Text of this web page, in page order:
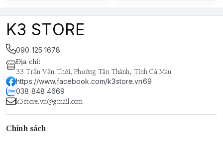
K3 STORE
090 125 1678
Địa chỉ:
33 Trần Văn Thời, Phường Tân Thành, Tỉnh Cà Mau
https://www.facebook.com/k3store.vn69
038 848 4669
k3store.vn@gmail.com
Chính sách